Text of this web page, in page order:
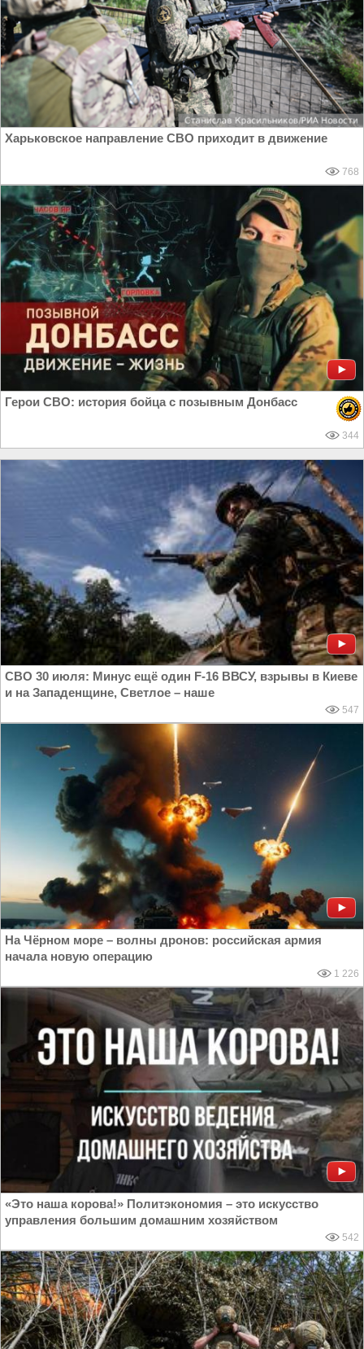
Харьковское направление СВО приходит в движение
768
Герои СВО: история бойца с позывным Донбасс
344
СВО 30 июля: Минус ещё один F-16 ВВСУ, взрывы в Киеве
и на Западенщине, Светлое – наше
547
На Чёрном море – волны дронов: российская армия
начала новую операцию
1 226
«Это наша корова!» Политэкономия – это искусство
управления большим домашним хозяйством
542